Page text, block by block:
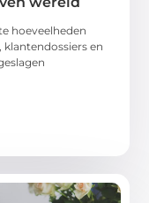
hoeveelheden
en